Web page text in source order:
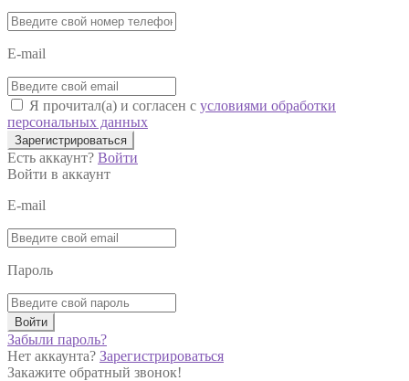
E-mail
Я прочитал(а) и согласен с условиями обработки
персональных данных
Зарегистрироваться
Есть аккаунт? Войти
Войти в аккаунт
E-mail
Пароль
Войти
Забыли пароль?
Нет аккаунта? Зарегистрироваться
Закажите обратный звонок!